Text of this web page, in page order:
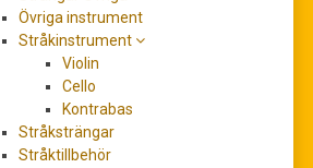
Övriga instrument
Stråkinstrument
Violin
Cello
Kontrabas
Stråksträngar
Stråktillbehör